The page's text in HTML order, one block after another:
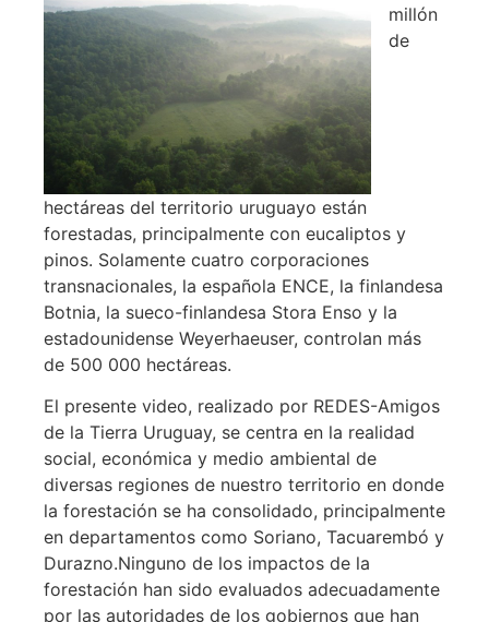
millón
de
hectáreas del territorio uruguayo están
forestadas, principalmente con eucaliptos y
pinos. Solamente cuatro corporaciones
transnacionales, la española ENCE, la finlandesa
Botnia, la sueco-finlandesa Stora Enso y la
estadounidense Weyerhaeuser, controlan más
de 500 000 hectáreas.
El presente video, realizado por REDES-Amigos
de la Tierra Uruguay, se centra en la realidad
social, económica y medio ambiental de
diversas regiones de nuestro territorio en donde
la forestación se ha consolidado, principalmente
en departamentos como Soriano, Tacuarembó y
Durazno.Ninguno de los impactos de la
forestación han sido evaluados adecuadamente
por las autoridades de los gobiernos que han